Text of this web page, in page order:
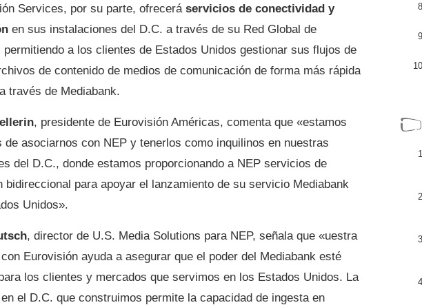
Services, por su parte, ofrecerá servicios de conectividad y
en sus instalaciones del D.C. a través de su Red Global de
permitiendo a los clientes de Estados Unidos gestionar sus flujos de
de contenido de medios de comunicación de forma más rápida
través de Mediabank.
, presidente de Eurovisión Américas, comenta que «estamos
de asociarnos con NEP y tenerlos como inquilinos en nuestras
del D.C., donde estamos proporcionando a NEP servicios de
bidireccional para apoyar el lanzamiento de su servicio Mediabank
Unidos».
, director de U.S. Media Solutions para NEP, señala que «uestra
Eurovisión ayuda a asegurar que el poder del Mediabank esté
los clientes y mercados que servimos en los Estados Unidos. La
el D.C. que construimos permite la capacidad de ingesta en